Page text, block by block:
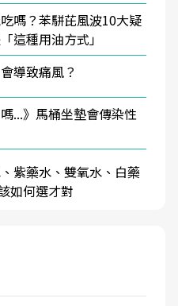
嗎？苯駢芘風波10大疑
這種用油方式」
導致痛風？
...》馬桶坐墊會傳染性
紫藥水、雙氧水、白藥
如何選才對